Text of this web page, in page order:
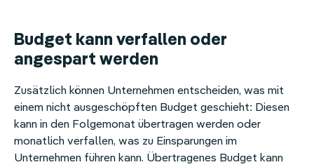
Budget kann verfallen oder
angespart werden
Zusätzlich können Unternehmen entscheiden, was mit
einem nicht ausgeschöpften Budget geschieht: Diesen
kann in den Folgemonat übertragen werden oder
monatlich verfallen, was zu Einsparungen im
Unternehmen führen kann. Übertragenes Budget kann